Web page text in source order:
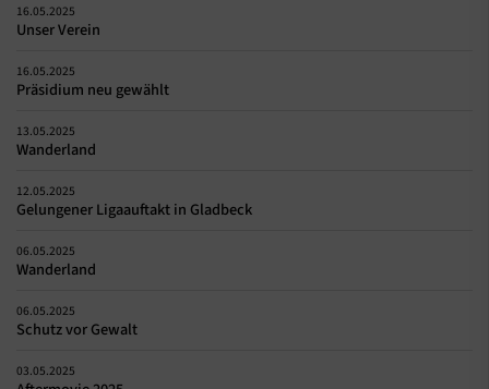
16.05.2025
Unser Verein
16.05.2025
Präsidium neu gewählt
13.05.2025
Wanderland
12.05.2025
Gelungener Ligaauftakt in Gladbeck
06.05.2025
Wanderland
06.05.2025
Schutz vor Gewalt
03.05.2025